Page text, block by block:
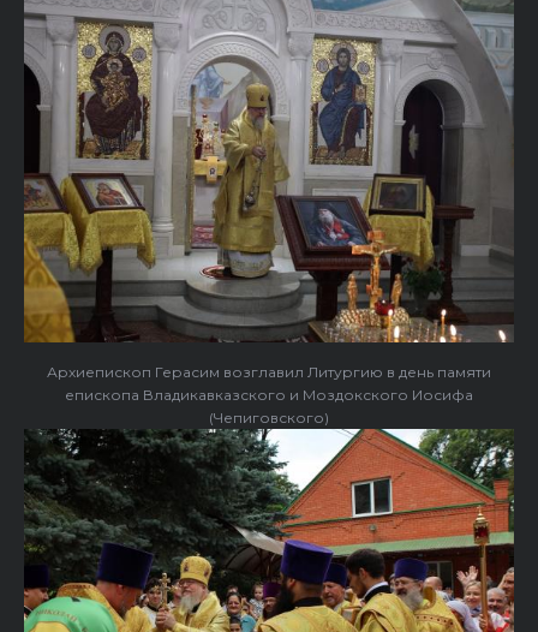
Архиепископ Герасим возглавил Литургию в день памяти
епископа Владикавказского и Моздокского Иосифа
(Чепиговского)